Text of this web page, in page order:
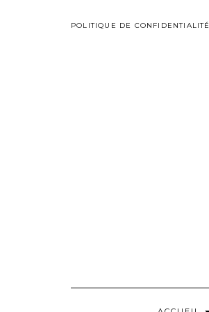
POLITIQUE DE CONFIDENTIALITÉ